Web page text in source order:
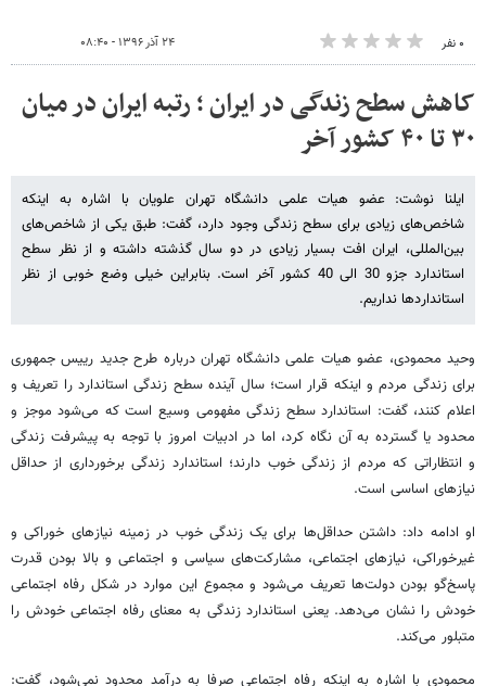
۰ نفر ۲۴ آذر ۱۳۹۶ - ۰۸:۴۰
کاهش سطح زندگی در ایران ؛ رتبه ایران در میان
۳۰ تا ۴۰ کشور آخر
ایلنا نوشت: عضو هیات علمی دانشگاه تهران علویان با اشاره به اینکه
شاخص‌های زیادی برای سطح زندگی وجود دارد، گفت: طبق یکی از شاخص‌های
بین‌المللی، ایران افت بسیار زیادی در دو سال گذشته داشته و از نظر سطح
استاندارد جزو 30 الی 40 کشور آخر است. بنابراین خیلی وضع خوبی از نظر
استانداردها نداریم.
وحید محمودی، عضو هیات علمی دانشگاه تهران درباره طرح جدید رییس جمهوری
برای زندگی مردم و اینکه قرار است؛ سال آینده سطح زندگی استاندارد را تعریف و
اعلام کنند، گفت: استاندارد سطح زندگی مفهومی وسیع است که می‌شود موجز و
محدود یا گسترده به آن نگاه کرد، اما در ادبیات امروز با توجه به پیشرفت زندگی
و انتظاراتی که مردم از زندگی خوب دارند؛ استاندارد زندگی برخورداری از حداقل
نیازهای اساسی است.
او ادامه داد: داشتن حداقل‌ها برای یک زندگی خوب در زمینه نیازهای خوراکی و
غیرخوراکی، نیازهای اجتماعی، مشارکت‌های سیاسی و اجتماعی و بالا بودن قدرت
پاسخ‌گو بودن دولت‌ها تعریف می‌شود و مجموع این موارد در شکل رفاه اجتماعی
خودش را نشان می‌دهد. یعنی استاندارد زندگی به معنای رفاه اجتماعی خودش را
متبلور می‌کند.
محمودی با اشاره به اینکه رفاه اجتماعی صرفا به درآمد محدود نمی‌شود، گفت: